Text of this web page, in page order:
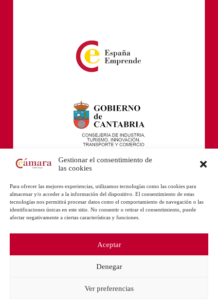
Gestionar el consentimiento de
las cookies
Para ofrecer las mejores experiencias, utilizamos tecnologías como las cookies para
almacenar y/o acceder a la información del dispositivo. El consentimiento de estas
tecnologías nos permitirá procesar datos como el comportamiento de navegación o las
identificaciones únicas en este sitio. No consentir o retirar el consentimiento, puede
afectar negativamente a ciertas características y funciones.
Aceptar
Denegar
Ver preferencias